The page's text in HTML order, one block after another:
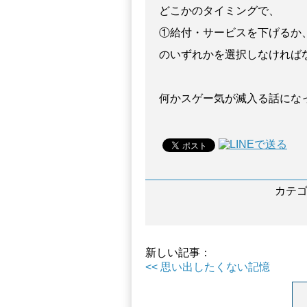
どこかのタイミングで、
①給付・サービスを下げるか
のいずれかを選択しなければ
何かスゲー気が滅入る話にな
カテ
新しい記事：
<< 思い出したくない記憶